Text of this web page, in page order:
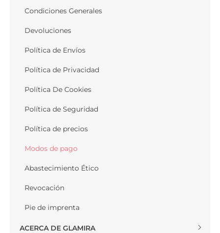
Condiciones Generales
Devoluciones
Política de Envíos
Política de Privacidad
Política De Cookies
Política de Seguridad
Política de precios
Modos de pago
Abastecimiento Ético
Revocación
Pie de imprenta
ACERCA DE GLAMIRA